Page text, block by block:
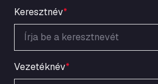
Obernburger Str. 127, 63811
Ardleigh South Services
a120 westbound, CO77SL
Keresztnév*
Vezetéknév*